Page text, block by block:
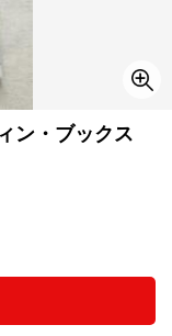
ン・ブックス